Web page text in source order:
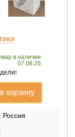
в наличии
07.08.26
корзину
Россия